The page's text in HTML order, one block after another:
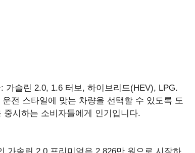
솔린 2.0, 1.6 터보, 하이브리드(HEV), LPG.
전 스타일에 맞는 차량을 선택할 수 있도록 도
시하는 소비자들에게 인기입니다.